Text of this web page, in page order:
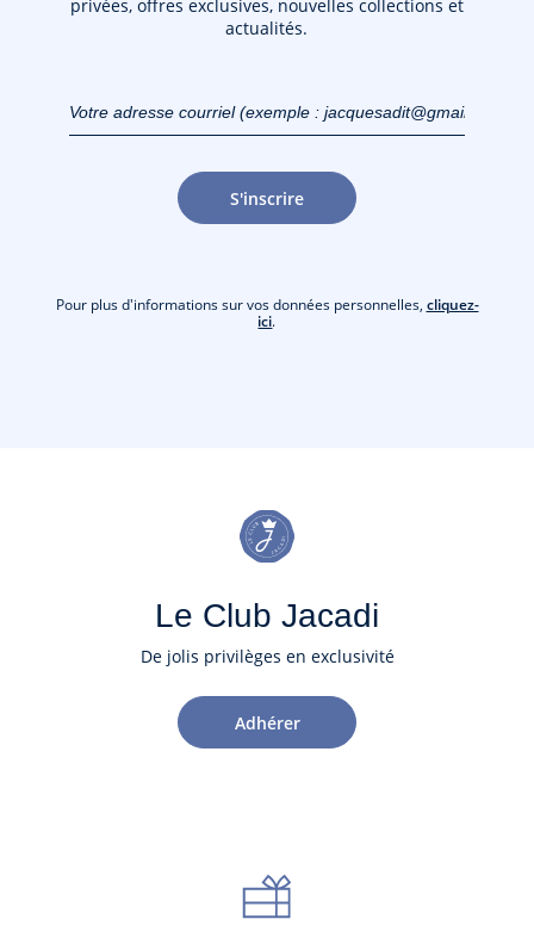
privées, offres exclusives, nouvelles collections et
actualités.
(exemple :
jacquesadit@gmail.com)
S'inscrire
Pour plus d'informations sur vos données personnelles, cliquez-
ici.
Le Club Jacadi
De jolis privilèges en exclusivité
Adhérer